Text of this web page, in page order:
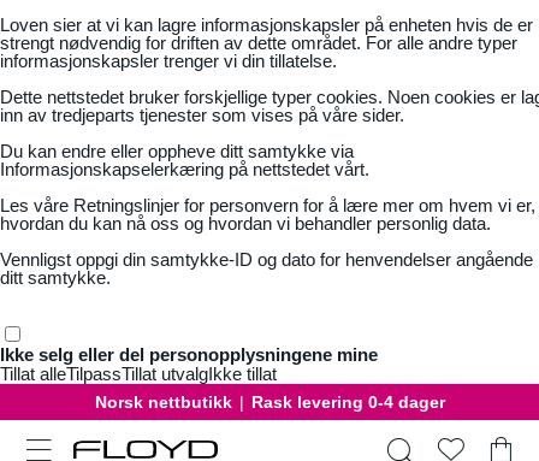
Loven sier at vi kan lagre informasjonskapsler på enheten hvis de er
strengt nødvendig for driften av dette området. For alle andre typer
informasjonskapsler trenger vi din tillatelse.
Dette nettstedet bruker forskjellige typer cookies. Noen cookies er
inn av tredjeparts tjenester som vises på våre sider.
Du kan endre eller oppheve ditt samtykke via
Informasjonskapselerkæring på nettstedet vårt.
Les våre Retningslinjer for personvern for å lære mer om hvem vi er,
hvordan du kan nå oss og hvordan vi behandler personlig data.
Vennligst oppgi din samtykke-ID og dato for henvendelser angående
ditt samtykke.
Ikke selg eller del personopplysningene mine
Tillat alleTilpassTillat utvalgIkke tillat
Norsk nettbutikk | Rask levering 0-4 dager